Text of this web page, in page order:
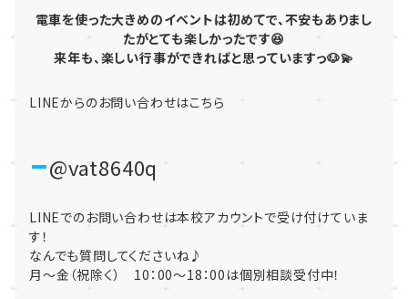
電車を使った大きめのイベントは初めてで、不安もありまし
たがとても楽しかったです😆
来年も、楽しい行事ができればと思っていますっ🐶💫
LINEからのお問い合わせはこちら
@vat8640q
LINEでのお問い合わせは本校アカウントで受け付けていま
す！
なんでも質問してくださいね♪
月～金（祝除く） 10：00～18：00は個別相談受付中！